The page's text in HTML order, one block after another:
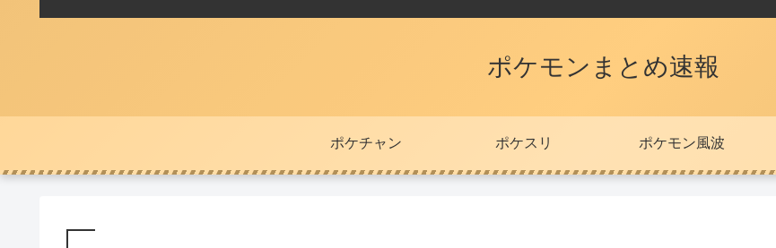
ポケモンまとめ速報
ポケチャン ポケスリ ポケモン風波